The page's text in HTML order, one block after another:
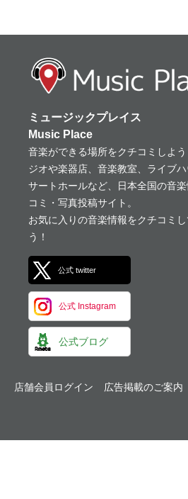
ミュージックプレイス
Music Place
音楽ができる場所をクチコミしよ
ジオや楽器店、音楽教室、ライブ
サートホールなど、日本全国の音
コミ・写真投稿サイト。
お気に入りの音楽情報をクチコミし
う！
公式 twitter
公式 Instagram
公式ブログ
店舗会員ログイン 広告掲載のご案内